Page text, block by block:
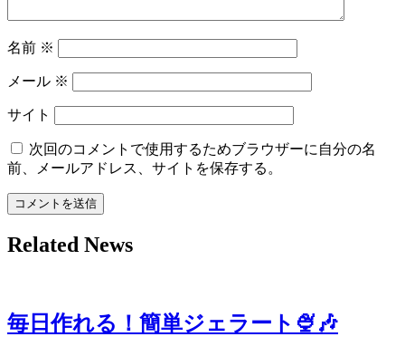
名前 ※
メール ※
サイト
次回のコメントで使用するためブラウザーに自分の名
前、メールアドレス、サイトを保存する。
Related News
毎日作れる！簡単ジェラート🍨🎶